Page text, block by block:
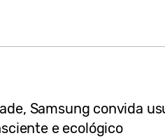
Samsung convida
e ecológico